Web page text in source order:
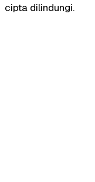
cipta dilindungi.